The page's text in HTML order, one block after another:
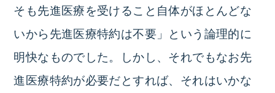
そも先進医療を受けること自体がほとんどな
いから先進医療特約は不要」という論理的に
明快なものでした。しかし、それでもなお先
進医療特約が必要だとすれば、それはいかな